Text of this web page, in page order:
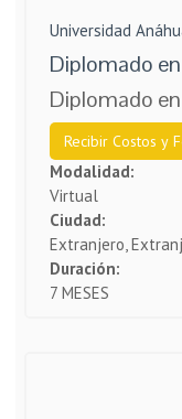
Universidad
Diplomado
Diplomado
Recibir Costos y
Modalidad:
Virtual
Ciudad:
Extranjero,
Duración:
7 MESES